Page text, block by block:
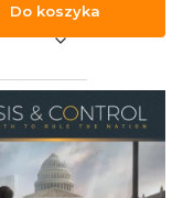
Do koszyka